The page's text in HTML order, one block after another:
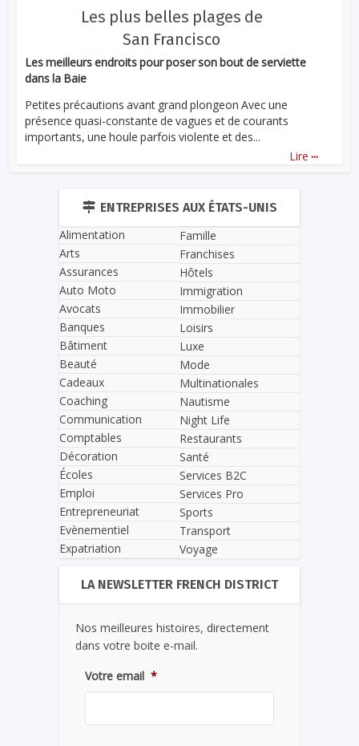
Les plus belles plages de
San Francisco
Les meilleurs endroits pour poser son bout de serviette
dans la Baie
Petites précautions avant grand plongeon Avec une
présence quasi-constante de vagues et de courants
importants, une houle parfois violente et des...
Lire ...
ENTREPRISES AUX ÉTATS-UNIS
Alimentation
Arts
Assurances
Auto Moto
Avocats
Banques
Bâtiment
Beauté
Cadeaux
Coaching
Communication
Comptables
Décoration
Écoles
Emploi
Entrepreneuriat
Evènementiel
Expatriation
Famille
Franchises
Hôtels
Immigration
Immobilier
Loisirs
Luxe
Mode
Multinationales
Nautisme
Night Life
Restaurants
Santé
Services B2C
Services Pro
Sports
Transport
Voyage
LA NEWSLETTER FRENCH DISTRICT
Nos meilleures histoires, directement
dans votre boite e-mail.
Votre email *